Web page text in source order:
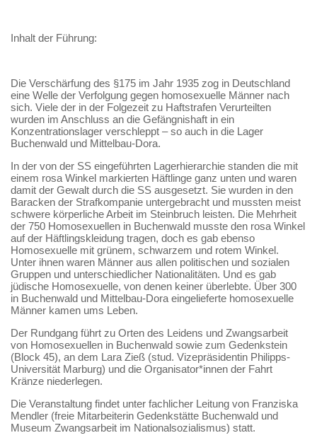
Inhalt der Führung:
Die Verschärfung des §175 im Jahr 1935 zog in Deutschland
eine Welle der Verfolgung gegen homosexuelle Männer nach
sich. Viele der in der Folgezeit zu Haftstrafen Verurteilten
wurden im Anschluss an die Gefängnishaft in ein
Konzentrationslager verschleppt – so auch in die Lager
Buchenwald und Mittelbau-Dora.
In der von der SS eingeführten Lagerhierarchie standen die mit
einem rosa Winkel markierten Häftlinge ganz unten und waren
damit der Gewalt durch die SS ausgesetzt. Sie wurden in den
Baracken der Strafkompanie untergebracht und mussten meist
schwere körperliche Arbeit im Steinbruch leisten. Die Mehrheit
der 750 Homosexuellen in Buchenwald musste den rosa Winkel
auf der Häftlingskleidung tragen, doch es gab ebenso
Homosexuelle mit grünem, schwarzem und rotem Winkel.
Unter ihnen waren Männer aus allen politischen und sozialen
Gruppen und unterschiedlicher Nationalitäten. Und es gab
jüdische Homosexuelle, von denen keiner überlebte. Über 300
in Buchenwald und Mittelbau-Dora eingelieferte homosexuelle
Männer kamen ums Leben.
Der Rundgang führt zu Orten des Leidens und Zwangsarbeit
von Homosexuellen in Buchenwald sowie zum Gedenkstein
(Block 45), an dem Lara Zieß (stud. Vizepräsidentin Philipps-
Universität Marburg) und die Organisator*innen der Fahrt
Kränze niederlegen.
Die Veranstaltung findet unter fachlicher Leitung von Franziska
Mendler (freie Mitarbeiterin Gedenkstätte Buchenwald und
Museum Zwangsarbeit im Nationalsozialismus) statt.